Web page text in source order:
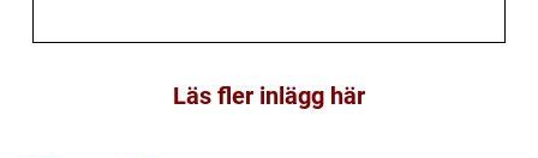
Läs fler inlägg här